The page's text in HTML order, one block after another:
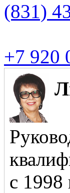
(831)
+7 920
с 1998